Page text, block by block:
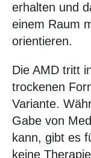
erhalten und
einem Raum
orientieren.
Die AMD tritt
trockenen
Variante.
Gabe von
kann, gibt es
keine